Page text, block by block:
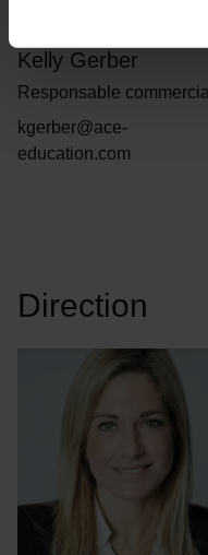
Kelly Gerber
Responsable
kgerber@ace-
education.com
Direction